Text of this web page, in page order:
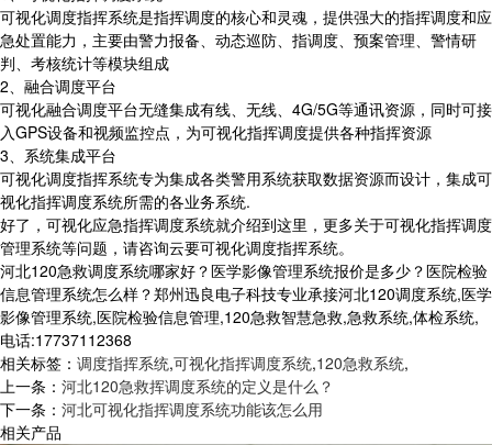
可视化调度指挥系统是指挥调度的核心和灵魂，提供强大的指挥调度和应
急处置能力，主要由警力报备、动态巡防、指调度、预案管理、警情研
判、考核统计等模块组成
2、融合调度平台
可视化融合调度平台无缝集成有线、无线、4G/5G等通讯资源，同时可接
入GPS设备和视频监控点，为可视化指挥调度提供各种指挥资源
3、系统集成平台
可视化调度指挥系统专为集成各类警用系统获取数据资源而设计，集成可
视化指挥调度系统所需的各业务系统.
好了，可视化应急指挥调度系统就介绍到这里，更多关于可视化指挥调度
管理系统等问题，请咨询云要可视化调度指挥系统。
河北120急救调度系统哪家好？医学影像管理系统报价是多少？医院检验
信息管理系统怎么样？郑州迅良电子科技专业承接河北120调度系统,医学
影像管理系统,医院检验信息管理,120急救智慧急救,急救系统,体检系统,
电话:17737112368
相关标签： 调度指挥系统,可视化指挥调度系统,120急救系统,
上一条： 河北120急救挥调度系统的定义是什么？
下一条： 河北可视化指挥调度系统功能该怎么用
相关产品